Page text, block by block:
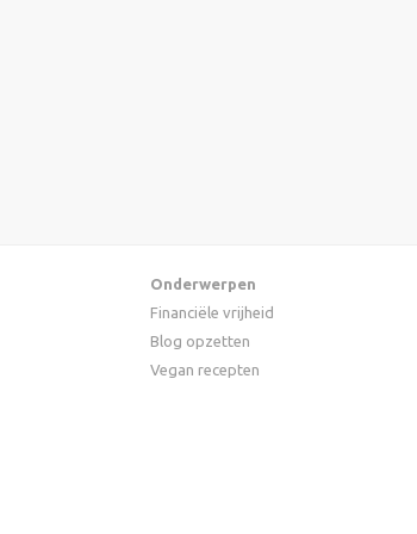
Onderwerpen
Financiële vrijheid
Blog opzetten
Vegan recepten